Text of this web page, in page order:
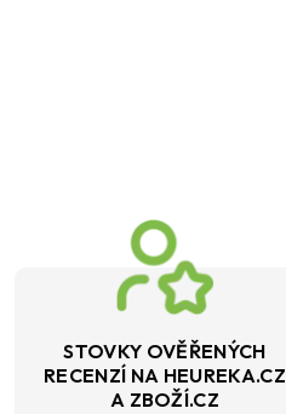
STOVKY OVĚŘENÝCH
RECENZÍ NA HEUREKA.CZ
A ZBOŽÍ.CZ